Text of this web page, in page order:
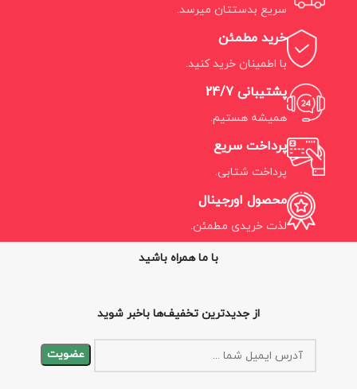
سریع بدستتان میرسد.
خرید مطمئن
با اطمینان خرید کنید.
پشتیبانی 24/7
همیشه هستیم.
پرداخت سریع
پرداخت شتابی.
محصول اورجینال
لذت خریدی مطمئن.
با ما همراه باشید
از جدیدترین تخفیف‌ها باخبر شوید